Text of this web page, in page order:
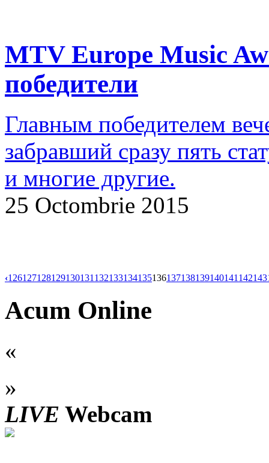
MTV Europe Music
победители
Главным победителем
забравший сразу пять
и многие другие.
25 Octombrie 2015
‹126127128129130131 132133134135136137138139140141 142143
Acum Online
«
»
LIVE Webcam